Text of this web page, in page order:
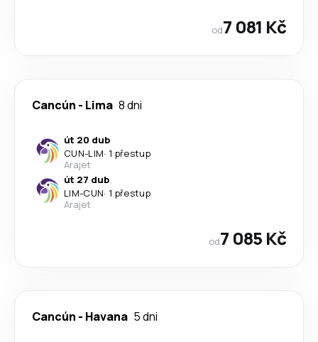
od7 081 Kč
Cancún - Lima 8 dni
út 20 dub
CUN-LIM· 1 přestup
Arajet
út 27 dub
LIM-CUN· 1 přestup
Arajet
od7 085 Kč
Cancún - Havana 5 dni